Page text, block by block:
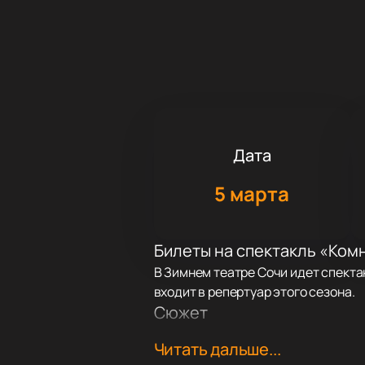
Дата
5 марта
Билеты на спектакль
В Зимнем театре Сочи идет
входит в репертуар этого сезона.
Сюжет
литературы. В спектакле играют
Читать дальше...